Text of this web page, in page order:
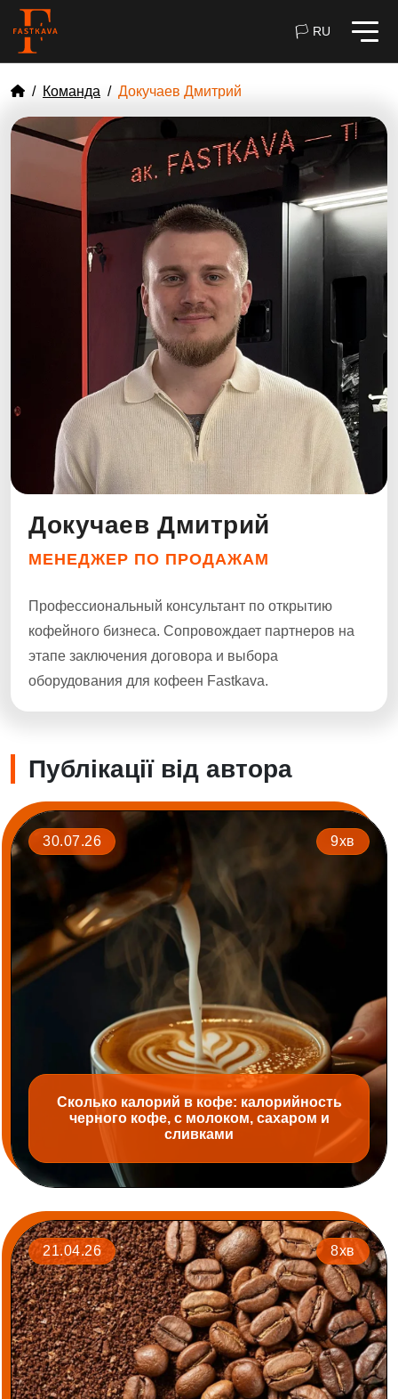
🏳 RU
Команда Докучаев Дмитрий
Докучаев Дмитрий
МЕНЕДЖЕР ПО ПРОДАЖАМ
Профессиональный консультант по открытию
кофейного бизнеса. Сопровождает партнеров на
этапе заключения договора и выбора
оборудования для кофеен Fastkava.
Публікації від автора
30.07.26 9хв
Сколько калорий в кофе: калорийность
черного кофе, с молоком, сахаром и
сливками
21.04.26 8хв